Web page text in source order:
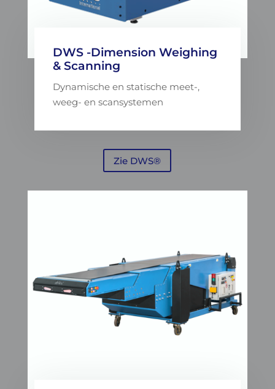
DWS -Dimension Weighing
& Scanning
Dynamische en statische meet-,
weeg- en scansystemen
Zie DWS®